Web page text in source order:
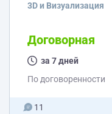
3D и Визуализация
Договорная
за 7 дней
По договоренности
11